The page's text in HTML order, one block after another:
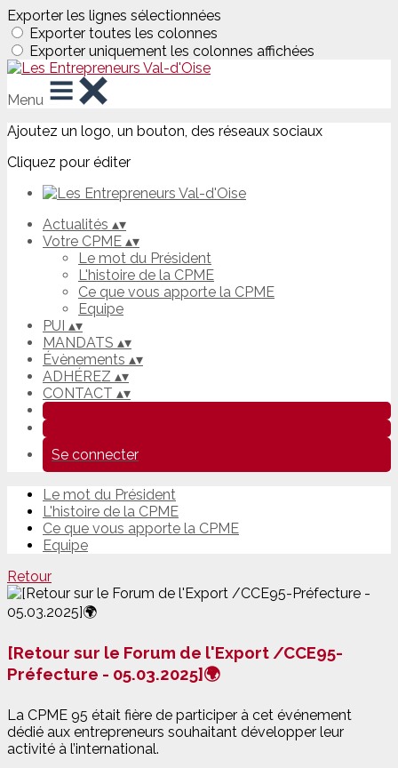
Exporter les lignes sélectionnées
Exporter toutes les colonnes
Exporter uniquement les colonnes affichées
Menu
Ajoutez un logo, un bouton, des réseaux sociaux
Cliquez pour éditer
Actualités ▴▾
Votre CPME ▴▾
Le mot du Président
L'histoire de la CPME
Ce que vous apporte la CPME
Equipe
PUI ▴▾
MANDATS ▴▾
Évènements ▴▾
ADHÉREZ ▴▾
CONTACT ▴▾
Se connecter
Le mot du Président
L'histoire de la CPME
Ce que vous apporte la CPME
Equipe
Retour
[Retour sur le Forum de l'Export /CCE95-
Préfecture - 05.03.2025]🌍
La CPME 95 était fière de participer à cet événement
dédié aux entrepreneurs souhaitant développer leur
activité à l’international.